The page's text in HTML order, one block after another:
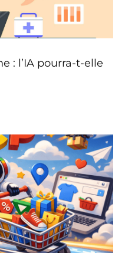
: l’IA pourra-t-elle